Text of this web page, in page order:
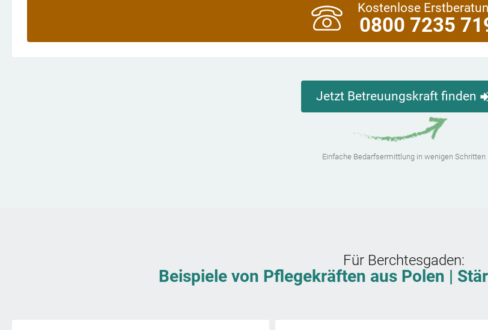
Kostenlose
0800 7235
Jetzt Betreuungskraft finden
Einfache Bedarfsermittlung in wenigen Schritten
Für Berchtesgaden:
Beispiele von Pflegekräften aus Polen |